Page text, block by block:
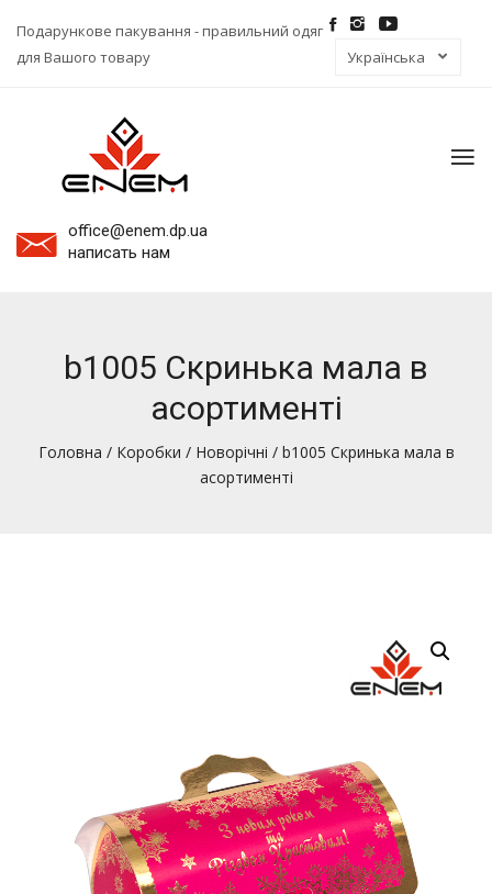
Подарункове пакування - правильний одяг
для Вашого товару
office@enem.dp.ua
написать нам
b1005 Скринька мала в
асортименті
Головна / Коробки / Новорічні / b1005 Скринька мала в
асортименті